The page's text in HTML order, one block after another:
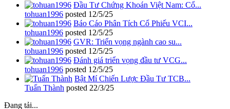
Đầu Tư Chứng Khoán Việt Nam: Cổ...
tohuan1996 posted 12/5/25
Báo Cáo Phân Tích Cổ Phiếu VCI...
tohuan1996 posted 12/5/25
GVR: Triển vọng ngành cao su...
tohuan1996 posted 12/5/25
Đánh giá triển vọng đầu tư VCG...
tohuan1996 posted 12/5/25
Bật Mí Chiến Lược Đầu Tư TCB...
Tuấn Thành posted 22/3/25
Đang tải...